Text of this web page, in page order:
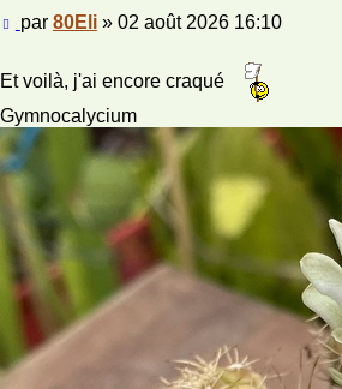
Message
par 80Eli» 02 août 2026 16:10
Et voilà, j'ai encore craqué
Gymnocalycium